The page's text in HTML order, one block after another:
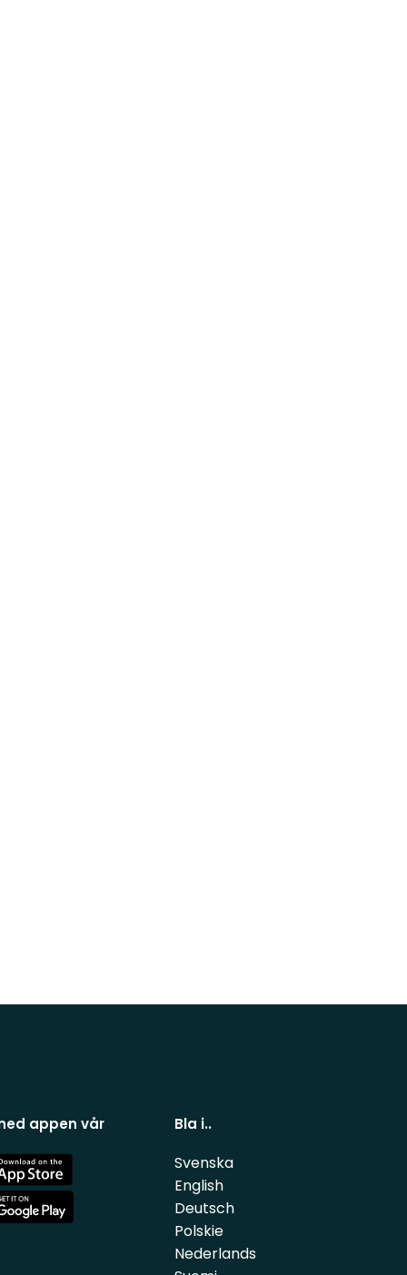
appen vår Bla i..
Svenska
English
Deutsch
Polskie
Nederlands